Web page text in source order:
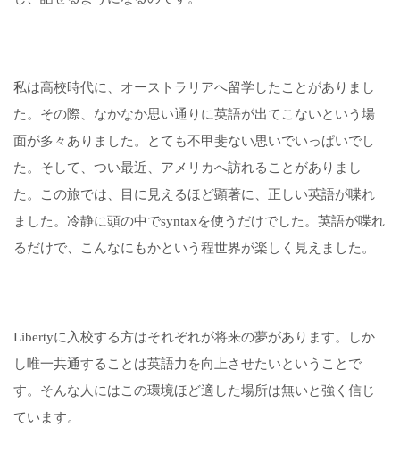
私は高校時代に、オーストラリアへ留学したことがありまし
た。その際、なかなか思い通りに英語が出てこないという場
面が多々ありました。とても不甲斐ない思いでいっぱいでし
た。そして、つい最近、アメリカへ訪れることがありまし
た。この旅では、目に見えるほど顕著に、正しい英語が喋れ
ました。冷静に頭の中でsyntaxを使うだけでした。英語が喋れ
るだけで、こんなにもかという程世界が楽しく見えました。
Libertyに入校する方はそれぞれが将来の夢があります。しか
し唯一共通することは英語力を向上させたいということで
す。そんな人にはこの環境ほど適した場所は無いと強く信じ
ています。